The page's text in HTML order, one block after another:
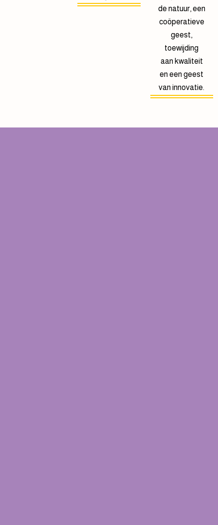
de natuur, een
coöperatieve
geest,
toewijding
aan kwaliteit
en een geest
van innovatie.